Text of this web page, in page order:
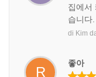
집에서
습니다.
di Kim
R
좋아